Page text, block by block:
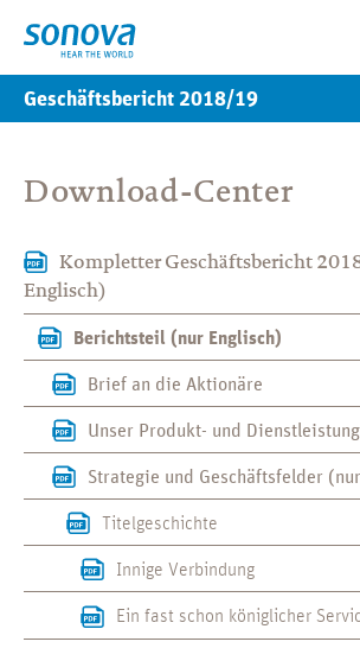
Geschäftsbericht 2018/19
Download-Center
Kompletter Geschäftsbericht
Englisch)
Berichtsteil (nur Englisch)
Brief an die Aktionäre
Unser Produkt- und
Strategie und Geschäftsfelder
Titelgeschichte
Innige Verbindung
Ein fast schon königlicher